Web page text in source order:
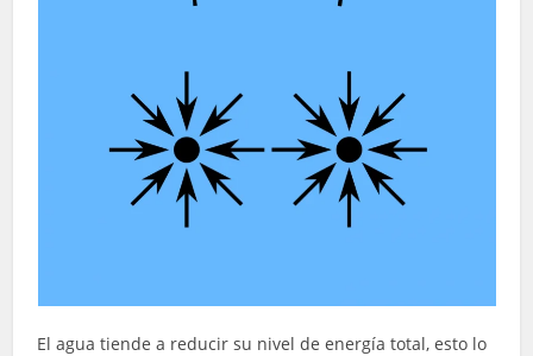
El agua tiende a reducir su nivel de energía total, esto lo